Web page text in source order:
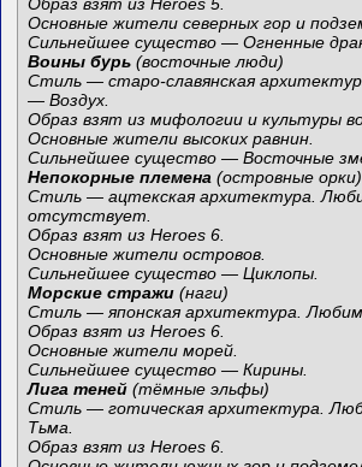
Основные жители северных гор и
Сильнейшее существо — Огненные
Воины бурь (восточные люди)
Стиль — старо-славянская
— Воздух.
Образ взят из мифологии и культуры
Основные жители высоких равнин.
Сильнейшее существо — Восточные
Непокорные племена (островные орки)
Стиль — ацтекская архитектура.
отсутствует.
Образ взят из Heroes 6.
Основные жители островов.
Сильнейшее существо — Циклопы.
Морские стражи (наги)
Стиль — японская архитектура.
Образ взят из Heroes 6.
Основные жители морей.
Сильнейшее существо — Кирины.
Лига теней (тёмные эльфы)
Стиль — готическая архитектура.
Тьма.
Образ взят из Heroes 6.